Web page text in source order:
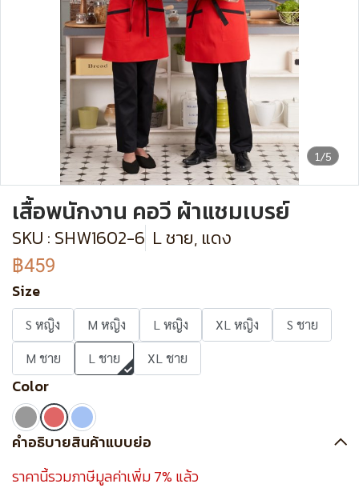
1/5
เสื้อพนักงาน คอวี ผ้าแชมเบรย์
SKU : SHW1602-6 L ชาย, แดง
฿459
Size
S หญิง M หญิง L หญิง XL หญิง
S ชาย
M ชาย
L ชาย XL ชาย
Color
คำอธิบายสินค้าแบบย่อ
ราคานี้รวมภาษีมูลค่าเพิ่ม 7% แล้ว